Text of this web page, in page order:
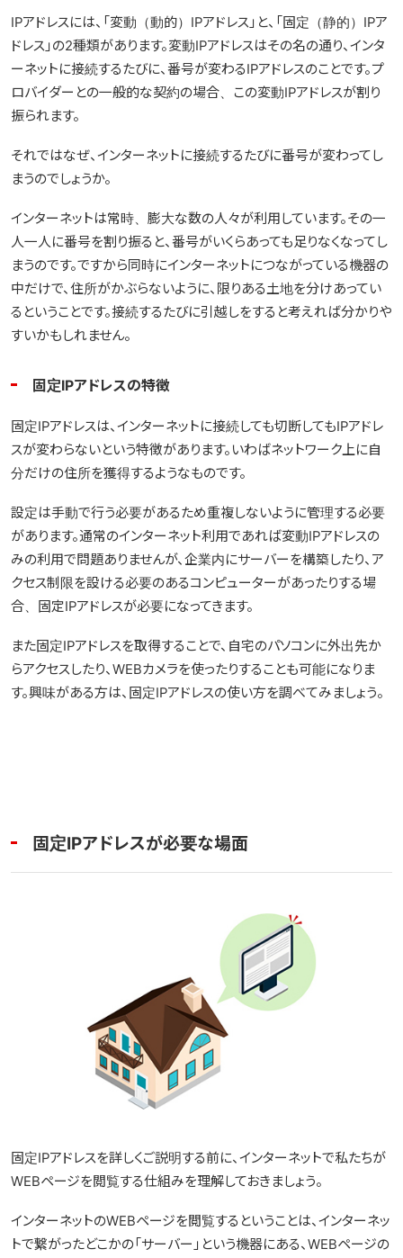
IPアドレスには、「変動（動的）IPアドレス」と、「固定（静的）IPア
ドレス」の2種類があります。変動IPアドレスはその名の通り、インタ
ーネットに接続するたびに、番号が変わるIPアドレスのことです。プ
ロバイダーとの一般的な契約の場合、この変動IPアドレスが割り
振られます。
それではなぜ、インターネットに接続するたびに番号が変わってし
まうのでしょうか。
インターネットは常時、膨大な数の人々が利用しています。その一
人一人に番号を割り振ると、番号がいくらあっても足りなくなってし
まうのです。ですから同時にインターネットにつながっている機器の
中だけで、住所がかぶらないように、限りある土地を分けあってい
るということです。接続するたびに引越しをすると考えれば分かりや
すいかもしれません。
固定IPアドレスの特徴
固定IPアドレスは、インターネットに接続しても切断してもIPアドレ
スが変わらないという特徴があります。いわばネットワーク上に自
分だけの住所を獲得するようなものです。
設定は手動で行う必要があるため重複しないように管理する必要
があります。通常のインターネット利用であれば変動IPアドレスの
みの利用で問題ありませんが、企業内にサーバーを構築したり、ア
クセス制限を設ける必要のあるコンピューターがあったりする場
合、固定IPアドレスが必要になってきます。
また固定IPアドレスを取得することで、自宅のパソコンに外出先か
らアクセスしたり、WEBカメラを使ったりすることも可能になりま
す。興味がある方は、固定IPアドレスの使い方を調べてみましょう。
固定IPアドレスが必要な場面
固定IPアドレスを詳しくご説明する前に、インターネットで私たちが
WEBページを閲覧する仕組みを理解しておきましょう。
インターネットのWEBページを閲覧するということは、インターネッ
トで繋がったどこかの「サーバー」という機器にある、WEBページの